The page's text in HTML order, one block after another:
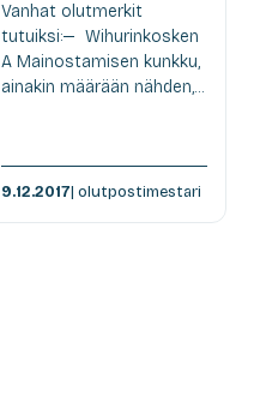
Vanhat olutmerkit
tutuiksi:— Wihurinkosken
A Mainostamisen kunkku,
ainakin määrään nähden,...
9.12.2017| olutpostimestari